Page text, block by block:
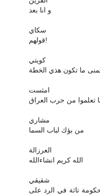
و انا بعد
سكاي
قولهم!
كويتي
ما تكون هذي الخطة
امثست
تعلموا من حرب العراق
مشاري
من بؤك لباب السما
العرزالة
الله كريم انشاءالله
شقيقي
تاثة في الرد على